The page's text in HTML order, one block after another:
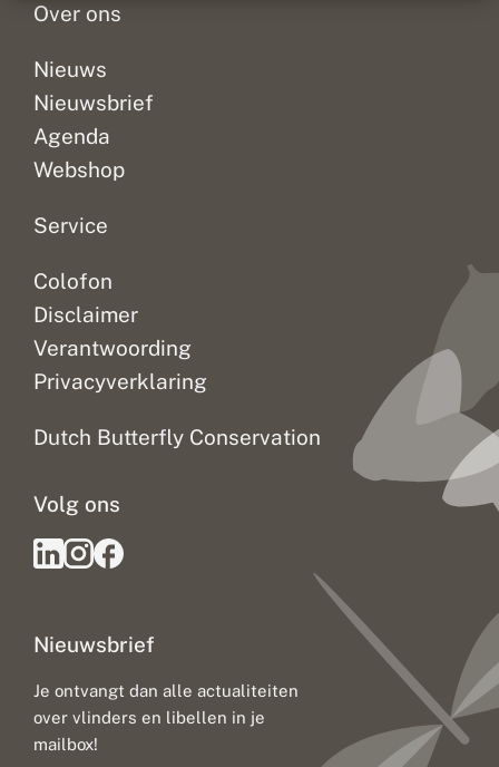
Over ons
Nieuws
Nieuwsbrief
Agenda
Webshop
Service
Colofon
Disclaimer
Verantwoording
Privacyverklaring
Dutch Butterfly Conservation
Nieuwsbrief
Je ontvangt dan alle actualiteiten
over vlinders en libellen in je
mailbox!
Volg ons